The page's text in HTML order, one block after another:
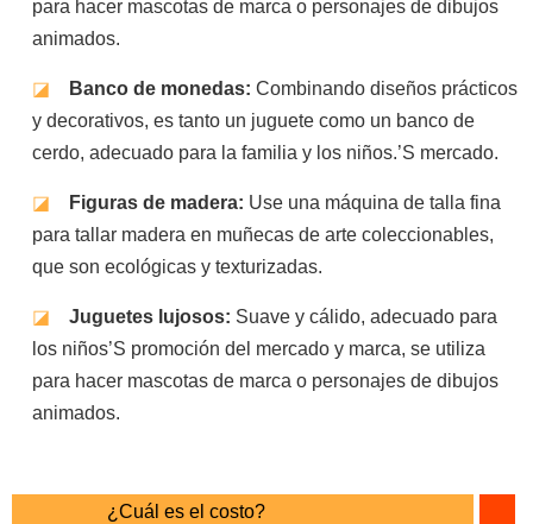
para hacer mascotas de marca o personajes de dibujos
animados.
◪ Banco de monedas: Combinando diseños prácticos
y decorativos, es tanto un juguete como un banco de
cerdo, adecuado para la familia y los niños.’S mercado.
◪ Figuras de madera: Use una máquina de talla fina
para tallar madera en muñecas de arte coleccionables,
que son ecológicas y texturizadas.
◪ Juguetes lujosos: Suave y cálido, adecuado para
los niños’S promoción del mercado y marca, se utiliza
para hacer mascotas de marca o personajes de dibujos
animados.
¿Cuál es el costo?